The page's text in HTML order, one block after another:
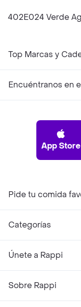
402E024 Verde
Top Marcas y
Encuéntranos en
App Store
Pide tu comida
Categorías
Únete a Rappi
Sobre Rappi